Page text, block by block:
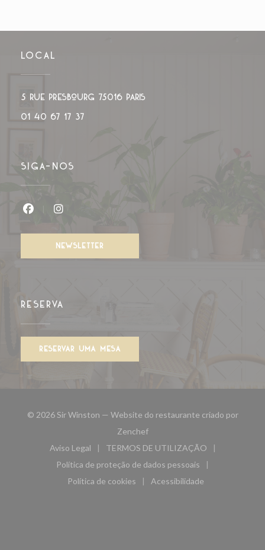
LOCAL
5 rue Presbourg 75016 PARIS((abre numa nova janela))
01 40 67 17 37
SIGA-NOS
NEWSLETTER
RESERVA
RESERVAR UMA MESA
© 2026 Sir Winston — Website do restaurante criado por
Zenchef((abre numa nova janela))
Aviso Legal
((abre numa nova janela))
TERMOS DE UTILIZAÇÃO
((abre numa nova janela))
Política de proteção de dados pessoais
((abre numa nova janela))
Política de cookies
((abre numa nova janela))
Acessibilidade